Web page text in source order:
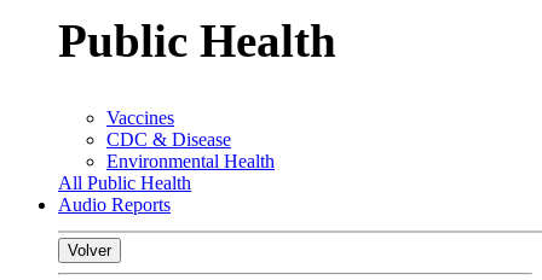
Public Health
Vaccines
CDC & Disease
Environmental Health
All Public Health
Audio Reports
Volver